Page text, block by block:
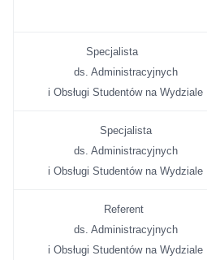
Specjalista
ds. Administracyjnych
i Obsługi Studentów na Wydziale
Specjalista
ds. Administracyjnych
i Obsługi Studentów na Wydziale
Referent
ds. Administracyjnych
i Obsługi Studentów na Wydziale